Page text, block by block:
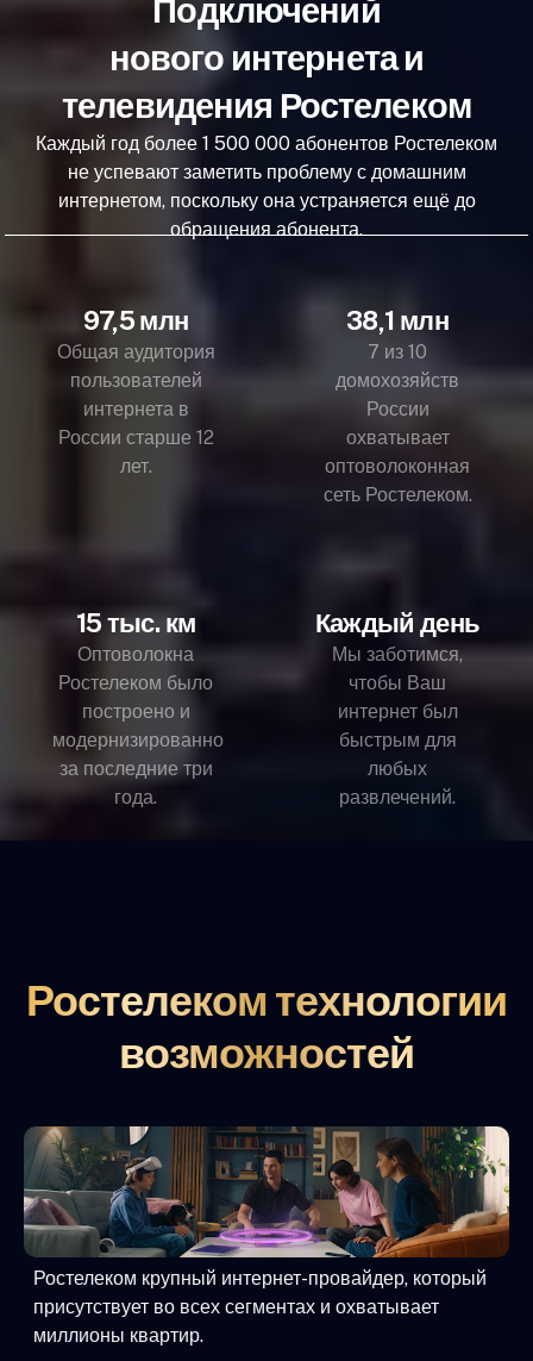
Подключений
нового интернета и
телевидения Ростелеком
Каждый год более 1 500 000 абонентов Ростелеком
не успевают заметить проблему с домашним
интернетом, поскольку она устраняется ещё до
обращения абонента.
97,5 млн
Общая аудитория
пользователей
интернета в
России старше 12
лет.
38,1 млн
7 из 10
домохозяйств
России
охватывает
оптоволоконная
сеть Ростелеком.
15 тыс. км
Оптоволокна
Ростелеком было
построено и
модернизированно
за последние три
года.
Каждый день
Мы заботимся,
чтобы Ваш
интернет был
быстрым для
любых
развлечений.
Ростелеком технологии
возможностей
Ростелеком крупный интернет-провайдер, который
присутствует во всех сегментах и охватывает
миллионы квартир.